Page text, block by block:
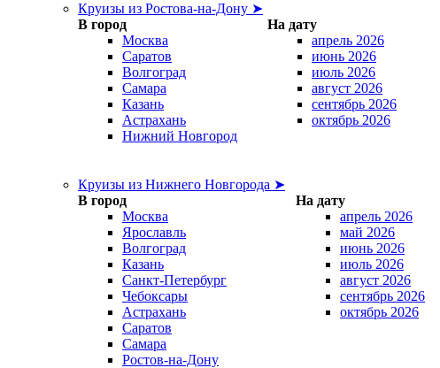
Круизы из Ростова-на-Дону ➤
В город
На дату
Москва
Саратов
Волгоград
Самара
Казань
Астрахань
Нижний Новгород
апрель 2026
июнь 2026
июль 2026
август 2026
сентябрь 2026
октябрь 2026
Круизы из Нижнего Новгорода ➤
В город
На дату
Москва
Ярославль
Волгоград
Казань
Санкт-Петербург
Чебоксары
Астрахань
Саратов
Самара
Ростов-на-Дону
апрель 2026
май 2026
июнь 2026
июль 2026
август 2026
сентябрь 2026
октябрь 2026